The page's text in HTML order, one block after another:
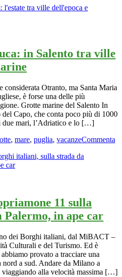
in Salento tra ville
considerata Otranto, ma Santa Maria
è forse una delle più
Grotte marine del Salento In
Capo, che conta poco più di 1000
due mari, l’Adriatico e lo […]
, mare, puglia, vacanzeCommenta
11 sulla
in ape car
dei Borghi italiani, dal MiBACT –
Culturali e del Turismo. Ed è
provato a tracciare una
nord a sud. Andare da Milano a
viaggiando alla velocità massima […]